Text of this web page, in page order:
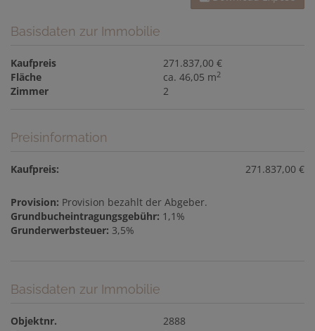
Basisdaten zur Immobilie
Kaufpreis
271.837,00 €
Fläche
ca. 46,05 m2
Zimmer 2
Preisinformation
Kaufpreis: 271.837,00 €
Provision: Provision bezahlt der Abgeber.
Grundbucheintragungsgebühr: 1,1%
Grunderwerbsteuer: 3,5%
Basisdaten zur Immobilie
Objektnr.
2888